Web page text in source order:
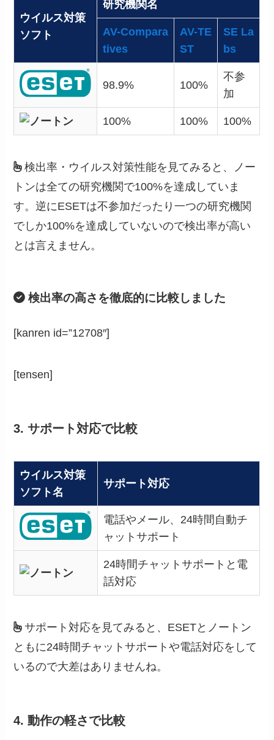
ウイルス対策
ソフト
研究機関名
AV-Compara
tives
AV-TE
ST
SE La
bs
98.9% 100%
不参
加
100% 100% 100%
検出率・ウイルス対策性能を見てみると、ノー
トンは全ての研究機関で100%を達成していま
す。逆にESETは不参加だったり一つの研究機関
でしか100%を達成していないので検出率が高い
とは言えません。
検出率の高さを徹底的に比較しました
[kanren id=”12708″]
[tensen]
3. サポート対応で比較
ウイルス対策
ソフト名
サポート対応
電話やメール、24時間自動チ
ャットサポート
24時間チャットサポートと電
話対応
サポート対応を見てみると、ESETとノートン
ともに24時間チャットサポートや電話対応をして
いるので大差はありませんね。
4. 動作の軽さで比較